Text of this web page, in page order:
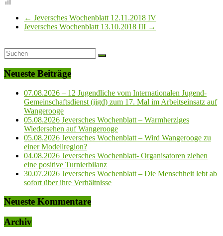
← Jeversches Wochenblatt 12.11.2018 IV
Jeversches Wochenblatt 13.10.2018 III →
Neueste Beiträge
07.08.2026 – 12 Jugendliche vom Internationalen Jugend-
Gemeinschaftsdienst (ijgd) zum 17. Mal im Arbeitseinsatz auf
Wangerooge
05.08.2026 Jeversches Wochenblatt – Warmherziges
Wiedersehen auf Wangerooge
05.08.2026 Jeversches Wochenblatt – Wird Wangerooge zu
einer Modellregion?
04.08.2026 Jeversches Wochenblatt- Organisatoren ziehen
eine positive Turnierbilanz
30.07.2026 Jeversches Wochenblatt – Die Menschheit lebt ab
sofort über ihre Verhältnisse
Neueste Kommentare
Archiv